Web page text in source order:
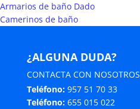
Armarios de baño Dado
Camerinos de baño
¿ALGUNA DUDA?
CONTACTA CON NOSOTROS
Teléfono: 957 51 70 33
Teléfono: 655 015 022